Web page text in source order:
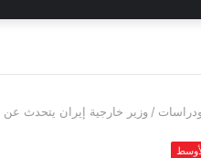
/ وزير خارجية إيران يتحدث